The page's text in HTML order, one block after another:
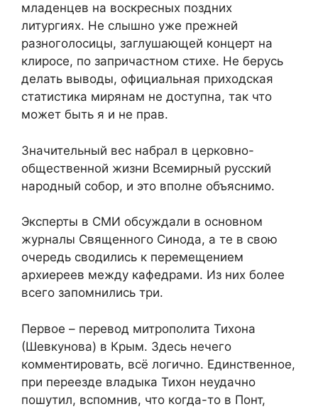
младенцев на воскресных поздних
литургиях. Не слышно уже прежней
разноголосицы, заглушающей концерт на
клиросе, по запричастном стихе. Не берусь
делать выводы, официальная приходская
статистика мирянам не доступна, так что
может быть я и не прав.
Значительный вес набрал в церковно-
общественной жизни Всемирный русский
народный собор, и это вполне объяснимо.
Эксперты в СМИ обсуждали в основном
журналы Священного Синода, а те в свою
очередь сводились к перемещением
архиереев между кафедрами. Из них более
всего запомнились три.
Первое – перевод митрополита Тихона
(Шевкунова) в Крым. Здесь нечего
комментировать, всё логично. Единственное,
при переезде владыка Тихон неудачно
пошутил, вспомнив, что когда-то в Понт,